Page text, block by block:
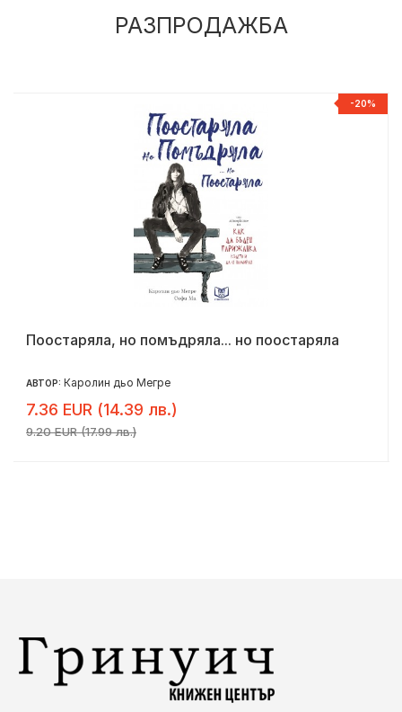
РАЗПРОДАЖБА
-20%
Поостаряла, но помъдряла... но поостаряла
АВТОР: Каролин дьо Мегре
7.36 EUR (14.39 лв.)
9.20 EUR (17.99 лв.)